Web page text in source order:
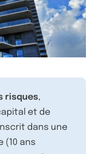
risques,
et de
dans une
(10 ans